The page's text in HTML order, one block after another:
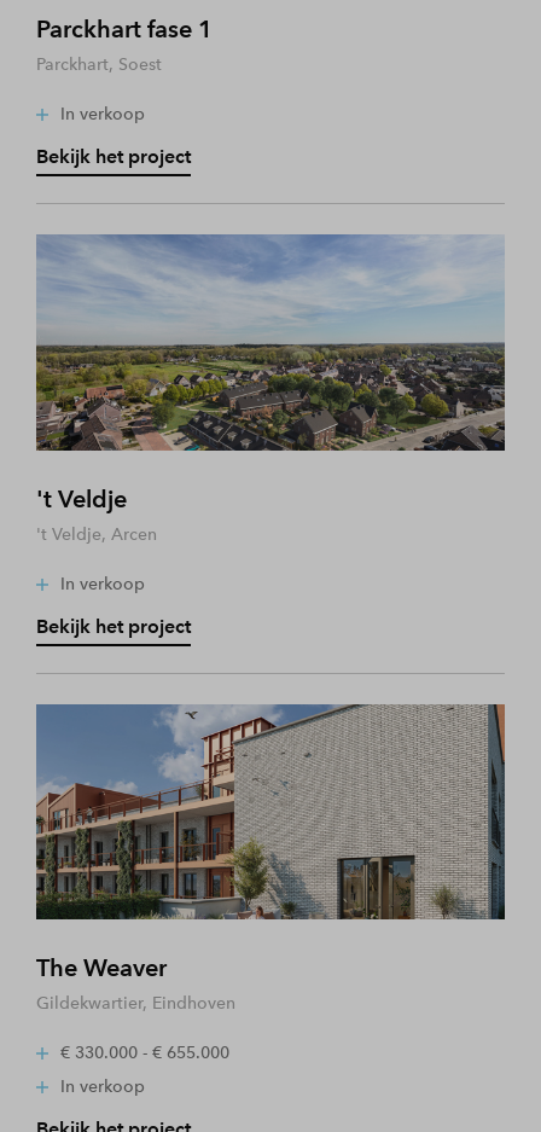
Parckhart fase 1
Parckhart, Soest
In verkoop
Bekijk het project
't Veldje
't Veldje, Arcen
In verkoop
Bekijk het project
The Weaver
Gildekwartier, Eindhoven
€ 330.000 - € 655.000
In verkoop